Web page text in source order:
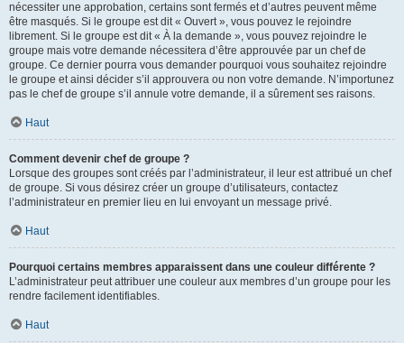
nécessiter une approbation, certains sont fermés et d’autres peuvent même
être masqués. Si le groupe est dit « Ouvert », vous pouvez le rejoindre
librement. Si le groupe est dit « À la demande », vous pouvez rejoindre le
groupe mais votre demande nécessitera d’être approuvée par un chef de
groupe. Ce dernier pourra vous demander pourquoi vous souhaitez rejoindre
le groupe et ainsi décider s’il approuvera ou non votre demande. N’importunez
pas le chef de groupe s’il annule votre demande, il a sûrement ses raisons.
Haut
Comment devenir chef de groupe ?
Lorsque des groupes sont créés par l’administrateur, il leur est attribué un chef
de groupe. Si vous désirez créer un groupe d’utilisateurs, contactez
l’administrateur en premier lieu en lui envoyant un message privé.
Haut
Pourquoi certains membres apparaissent dans une couleur différente ?
L’administrateur peut attribuer une couleur aux membres d’un groupe pour les
rendre facilement identifiables.
Haut